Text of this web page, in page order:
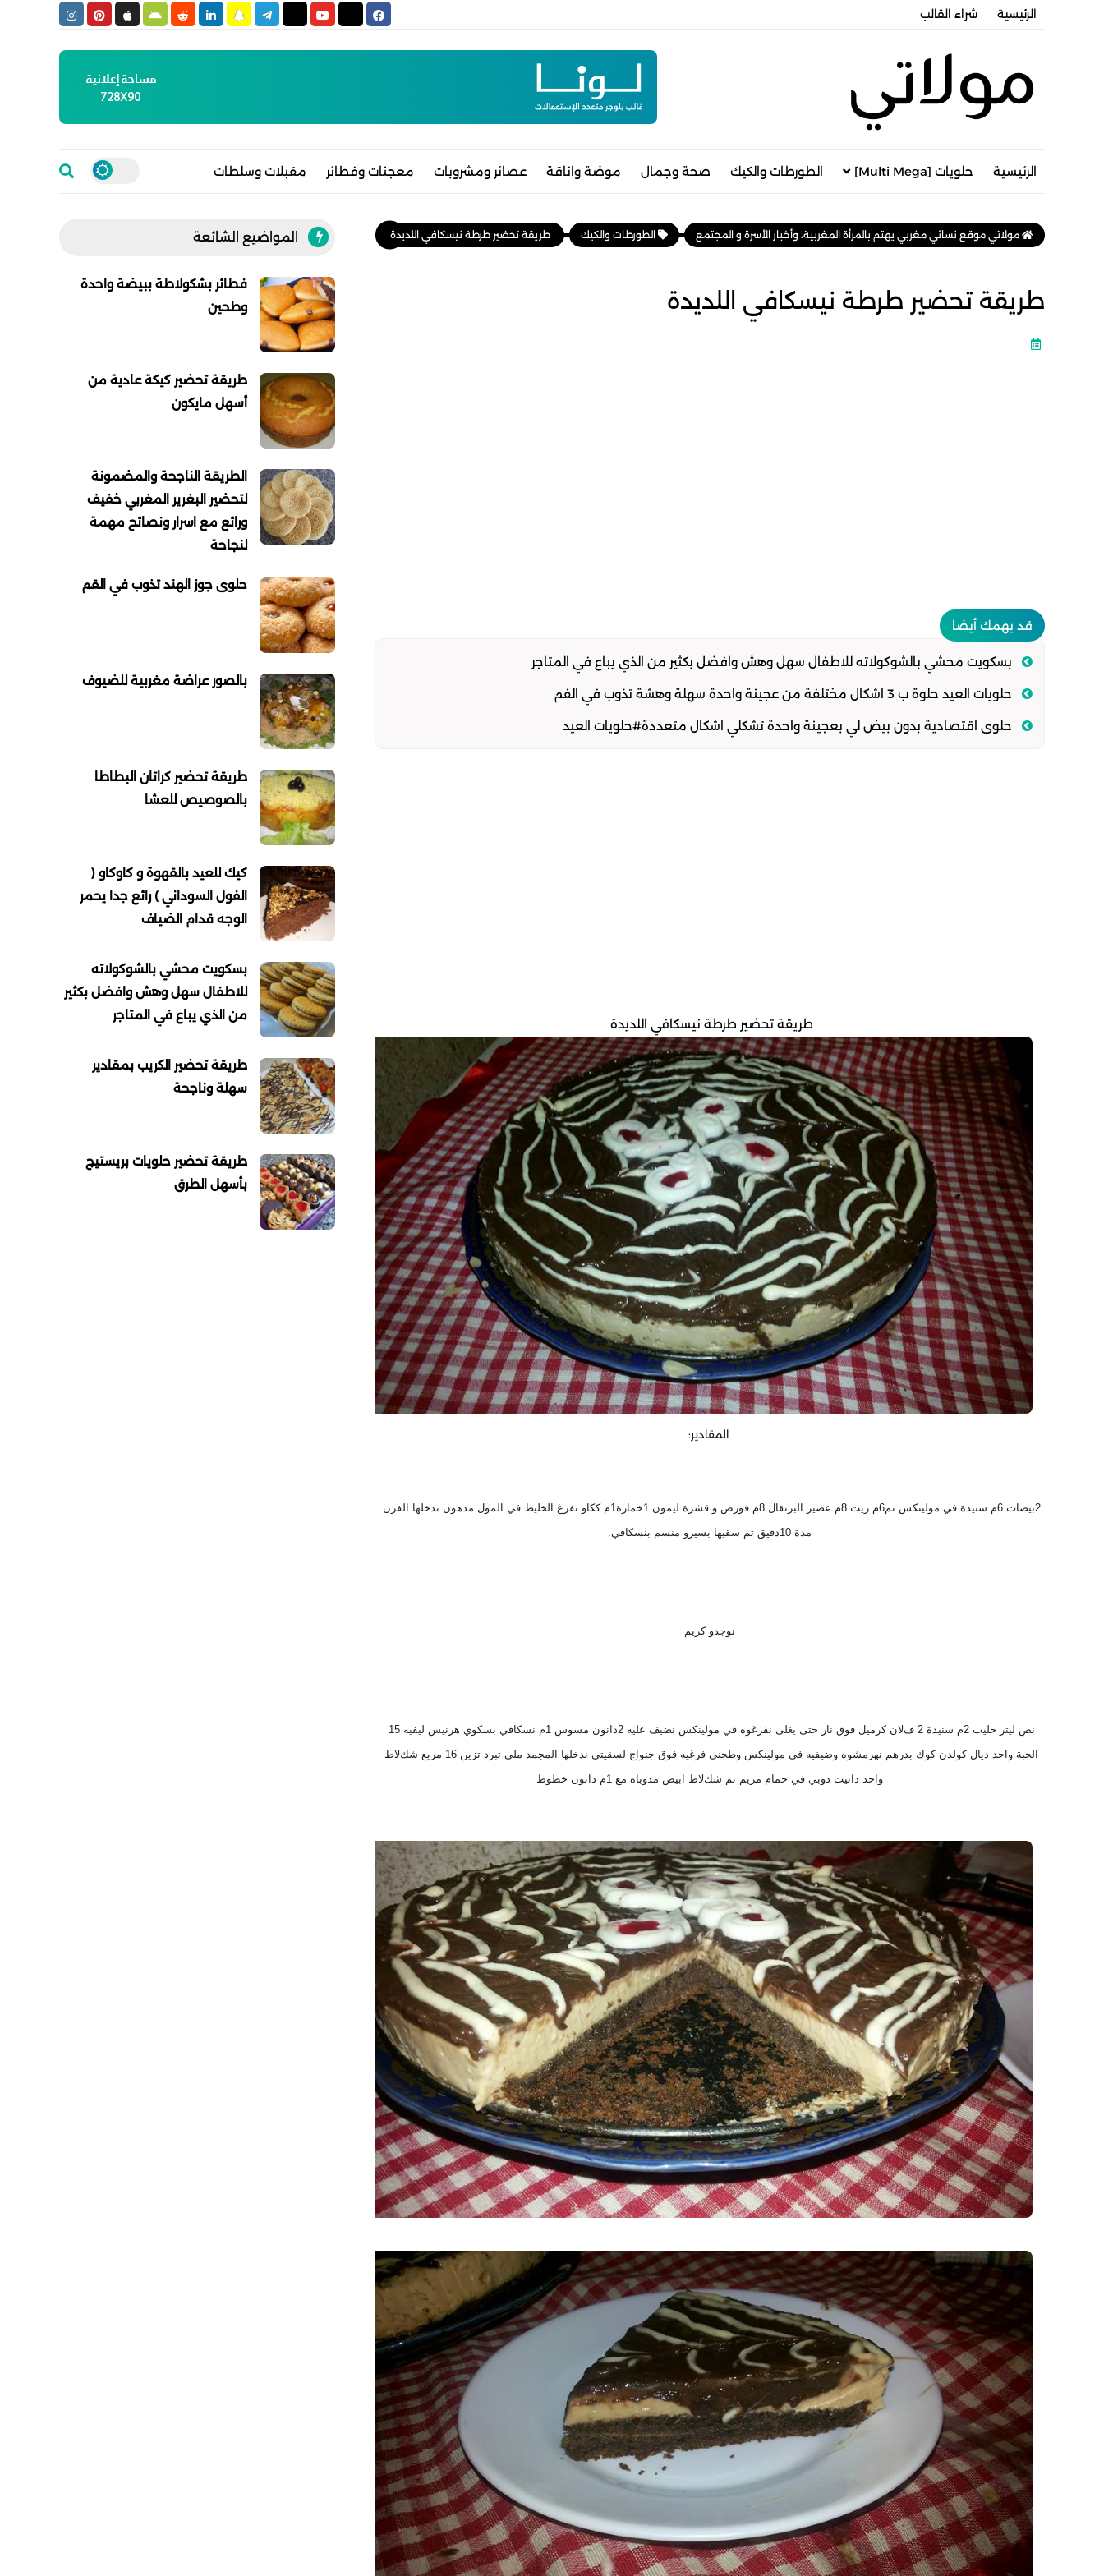
الرئيسية شراء القالب
الرئيسية حلويات [Multi Mega] الطورطات والكيك صحة وجمال موضة واناقة عصائر ومشروبات معجنات وفطائر مقبلات وسلطات
مولاتي موقع نسائي مغربي يهتم بالمرأة المغربية، وأخبار الأسرة و المجتمع الطورطات والكيك طريقة تحضير طرطة نيسكافي اللديدة
طريقة تحضير طرطة نيسكافي اللديدة
قد يهمك أيضا
بسكويت محشي بالشوكولاته للاطفال سهل وهش وافضل بكثير من الذي يباع في المتاجر
حلويات العيد حلوة ب 3 اشكال مختلفة من عجينة واحدة سهلة وهشة تذوب في الفم
حلوى اقتصادية بدون بيض لي بعجينة واحدة تشكلي اشكال متعددة#حلويات العيد
طريقة تحضير طرطة نيسكافي اللديدة
المقادير:
مدة 10دقيق تم سقيها بسيرو منسم بنسكافي.
نوجدو كريم
واحد دانيت دوبي في حمام مريم تم شكﻻط ابيض مدوباه مع 1م دانون خطوط
المواضيع الشائعة
فطائر بشكولاطة ببيضة واحدة
وطحين
طريقة تحضير كيكة عادية من
أسهل مايكون
الطريقة الناجحة والمضمونة
لتحضير البغرير المغربي خفيف
ورائع مع اسرار ونصائح مهمة
لنجاحة
حلوى جوز الهند تذوب في القم
بالصور عراضة مغربية للضيوف
طريقة تحضير كراتان البطاطا
بالصوصيص للعشا
كيك للعيد بالقهوة و كاوكاو (
الفول السوداني ) رائع جدا يحمر
الوجه قدام الضياف
بسكويت محشي بالشوكولاته
للاطفال سهل وهش وافضل بكثير
من الذي يباع في المتاجر
طريقة تحضير الكريب بمقادير
سهلة وناجحة
طريقة تحضير حلويات بريستيج
بأسهل الطرق